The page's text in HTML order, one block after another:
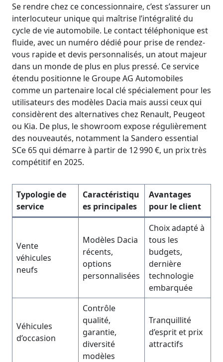
Se rendre chez ce concessionnaire, c’est s’assurer un
interlocuteur unique qui maîtrise l’intégralité du
cycle de vie automobile. Le contact téléphonique est
fluide, avec un numéro dédié pour prise de rendez-
vous rapide et devis personnalisés, un atout majeur
dans un monde de plus en plus pressé. Ce service
étendu positionne le Groupe AG Automobiles
comme un partenaire local clé spécialement pour les
utilisateurs des modèles Dacia mais aussi ceux qui
considèrent des alternatives chez Renault, Peugeot
ou Kia. De plus, le showroom expose régulièrement
des nouveautés, notamment la Sandero essential
SCe 65 qui démarre à partir de 12 990 €, un prix très
compétitif en 2025.
Typologie de
service
Caractéristiqu
es principales
Avantages
pour le client
Vente
véhicules
neufs
Modèles Dacia
récents,
options
personnalisées
Choix adapté à
tous les
budgets,
dernière
technologie
embarquée
Véhicules
d’occasion
Contrôle
qualité,
garantie,
diversité
modèles
Tranquillité
d’esprit et prix
attractifs